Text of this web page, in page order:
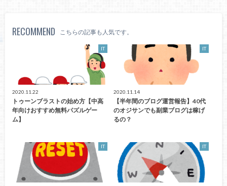
RECOMMEND こちらの記事も人気です。
IT
2020.11.22
トゥーンブラストの始め方【中高
年向けおすすめ無料パズルゲー
ム】
IT
2020.11.14
【半年間のブログ運営報告】40代
のオジサンでも副業ブログは稼げ
るの？
IT IT